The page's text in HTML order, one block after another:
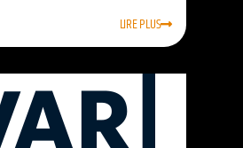
LIRE PLUS